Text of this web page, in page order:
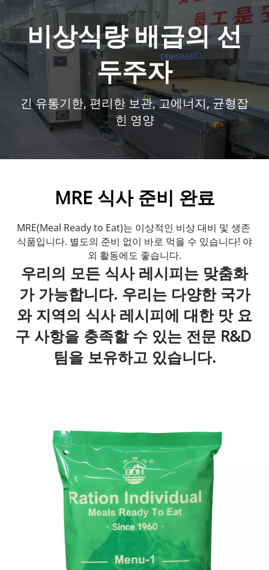
비상식량 배급의 선
두주자
긴 유통기한, 편리한 보관, 고에너지, 균형잡
힌 영양
MRE 식사 준비 완료
MRE(Meal Ready to Eat)는 이상적인 비상 대비 및 생존
식품입니다. 별도의 준비 없이 바로 먹을 수 있습니다! 야
외 활동에도 좋습니다.
우리의 모든 식사 레시피는 맞춤화
가 가능합니다. 우리는 다양한 국가
와 지역의 식사 레시피에 대한 맛 요
구 사항을 충족할 수 있는 전문 R&D
팀을 보유하고 있습니다.